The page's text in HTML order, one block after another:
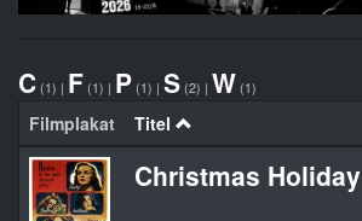
C (1) | F (1) | P (1) | S (2) | W (1)
Filmplakat Titel
Christmas Holiday